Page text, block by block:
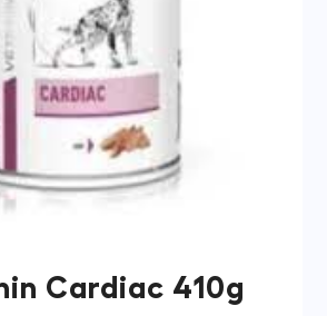
Cardiac 410g